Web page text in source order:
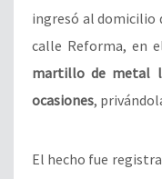
ingresó al domicilio
calle Reforma, en
martillo de metal
ocasiones,
El hecho fue